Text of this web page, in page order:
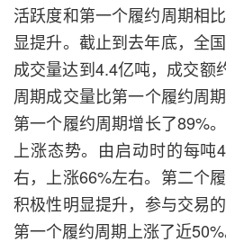
活跃度和第一个履约周期相
显提升。截止到去年底，全
成交量达到4.4亿吨，成交额
周期成交量比第一个履约周
第一个履约周期增长了89%
上涨态势。由启动时的每
右，上涨66%左右。第二个
积极性明显提升，参与交易
第一个履约周期上涨了近50%